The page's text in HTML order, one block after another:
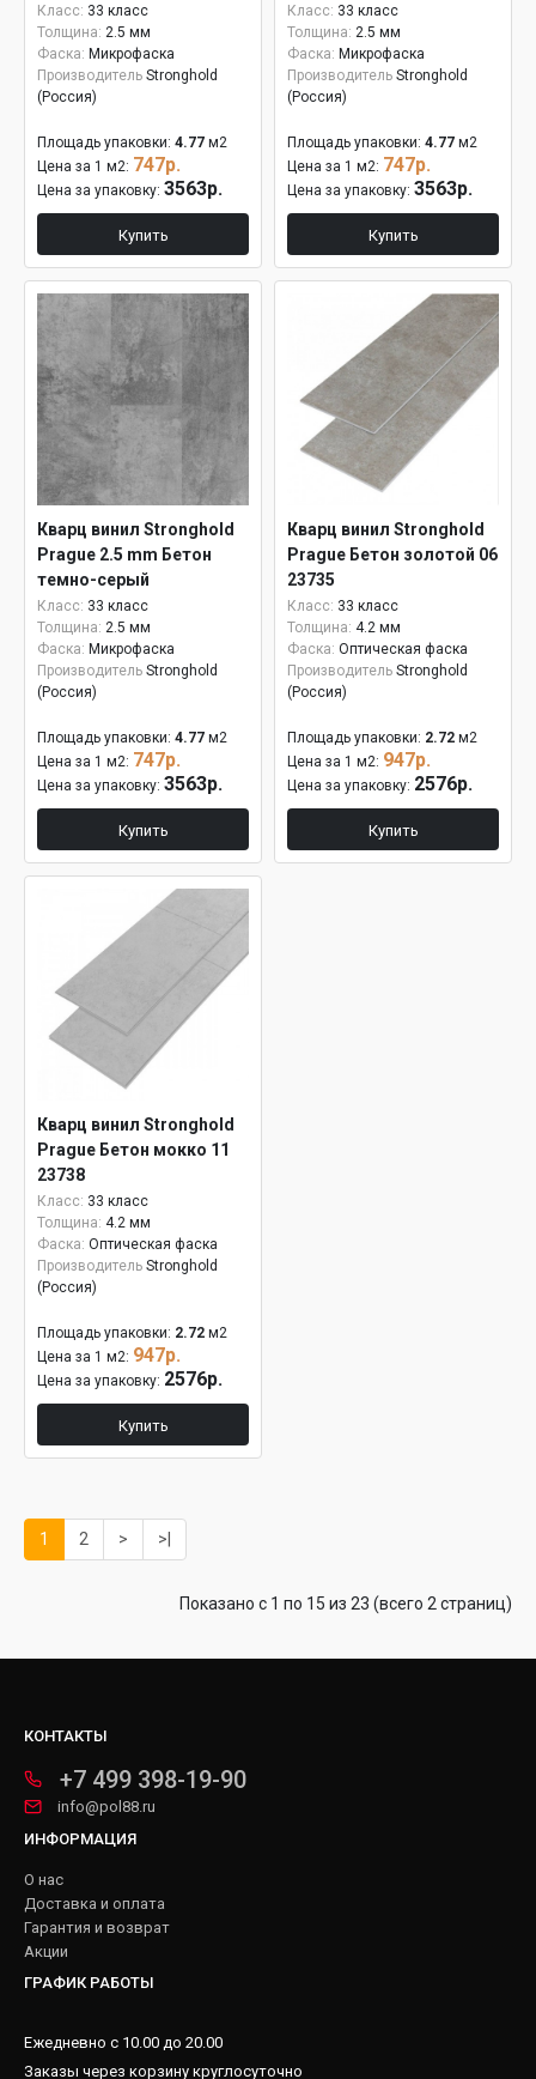
Класс: 33 класс
Толщина: 2.5 мм
Фаска: Микрофаска
Производитель Stronghold
(Россия)
Площадь упаковки: 4.77 м2
Цена за 1 м2: 747р.
Цена за упаковку: 3563р.
Купить
Класс: 33 класс
Толщина: 2.5 мм
Фаска: Микрофаска
Производитель Stronghold
(Россия)
Площадь упаковки: 4.77 м2
Цена за 1 м2: 747р.
Цена за упаковку: 3563р.
Купить
Кварц винил Stronghold
Prague 2.5 mm Бетон
темно-серый
Класс: 33 класс
Толщина: 2.5 мм
Фаска: Микрофаска
Производитель Stronghold
(Россия)
Площадь упаковки: 4.77 м2
Цена за 1 м2: 747р.
Цена за упаковку: 3563р.
Купить
Кварц винил Stronghold
Prague Бетон золотой 06
23735
Класс: 33 класс
Толщина: 4.2 мм
Фаска: Оптическая фаска
Производитель Stronghold
(Россия)
Площадь упаковки: 2.72 м2
Цена за 1 м2: 947р.
Цена за упаковку: 2576р.
Купить
Кварц винил Stronghold
Prague Бетон мокко 11
23738
Класс: 33 класс
Толщина: 4.2 мм
Фаска: Оптическая фаска
Производитель Stronghold
(Россия)
Площадь упаковки: 2.72 м2
Цена за 1 м2: 947р.
Цена за упаковку: 2576р.
Купить
1 2 > >|
Показано с 1 по 15 из 23 (всего 2 страниц)
КОНТАКТЫ
+7 499 398-19-90
info@pol88.ru
ИНФОРМАЦИЯ
О нас
Доставка и оплата
Гарантия и возврат
Акции
ГРАФИК РАБОТЫ
Ежедневно с 10.00 до 20.00
Заказы через корзину круглосуточно